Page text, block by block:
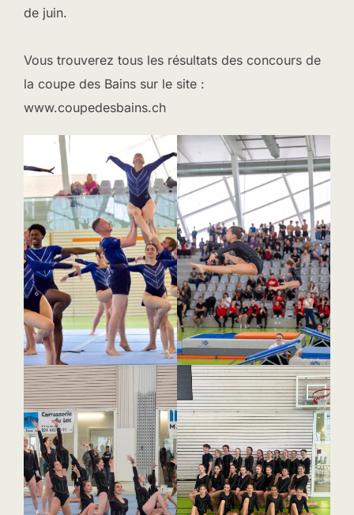
de juin.
Vous trouverez tous les résultats des concours de
la coupe des Bains sur le site :
www.coupedesbains.ch